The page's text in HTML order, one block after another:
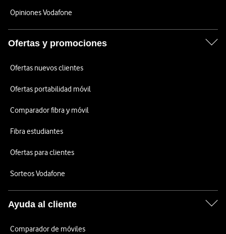
Opiniones Vodafone
Ofertas y promociones
Ofertas nuevos clientes
Ofertas portabilidad móvil
Comparador fibra y móvil
Fibra estudiantes
Ofertas para clientes
Sorteos Vodafone
Ayuda al cliente
Comparador de móviles